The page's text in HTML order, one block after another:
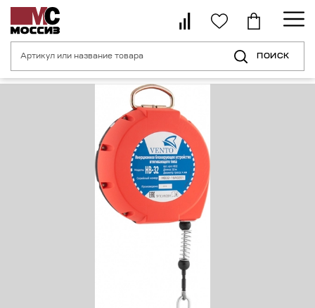
ПОИСК
Главная страница Средства индивидуальной защиты от